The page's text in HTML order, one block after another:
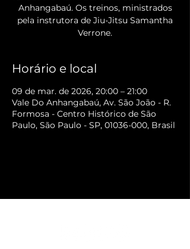
Anhangabaú. Os treinos, ministrados
pela instrutora de Jiu-Jitsu Samantha
Verrone.
Horário e local
09 de mar. de 2026, 20:00 – 21:00
Vale Do Anhangabaú, Av. São João - R.
Formosa - Centro Histórico de São
Paulo, São Paulo - SP, 01036-000, Brasil